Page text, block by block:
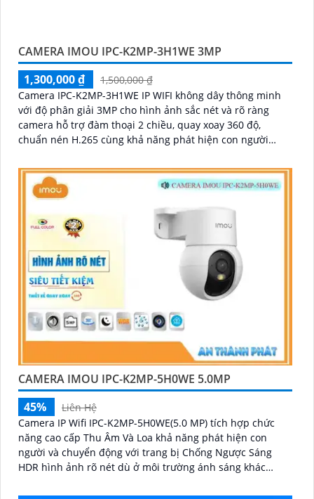
CAMERA IMOU IPC-K2MP-3H1WE 3MP
1,300,000 ₫
1,500,000 ₫
Camera IPC-K2MP-3H1WE IP WIFI không dây thông minh
với độ phân giải 3MP cho hình ảnh sắc nét và rõ ràng
camera hỗ trợ đàm thoại 2 chiều, quay xoay 360 độ,
chuẩn nén H.265 cùng khả năng phát hiện con người
CAMERA IMOU IPC-K2MP-5H0WE 5.0MP
45%
Liên Hệ
Camera IP Wifi IPC-K2MP-5H0WE(5.0 MP) tích hợp chức
năng cao cấp Thu Âm Và Loa khả năng phát hiện con
người và chuyển động với trang bị Chống Ngược Sáng
HDR hình ảnh rõ nét dù ở môi trường ánh sáng khác